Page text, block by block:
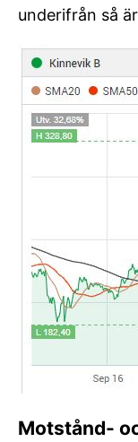
underifrån så
Motstånd-